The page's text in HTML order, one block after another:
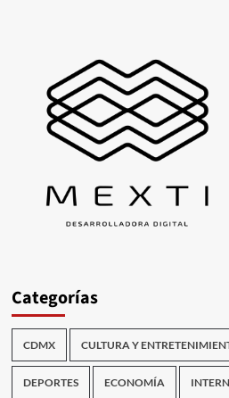
Categorías
CDMX CULTURA Y
DEPORTES ECONOMÍA